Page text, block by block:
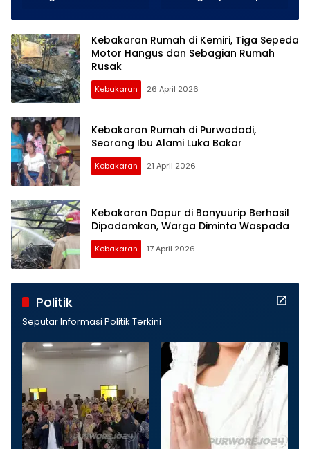
Pelatihan Kondisi Fisik
Bersama Pakar
Nasional
UMNU Kebumen Raih
Juara 1
Kebakaran Rumah di Kemiri, Tiga Sepeda
Motor Hangus dan Sebagian Rumah
Rusak
Kebakaran 26 April 2026
Kebakaran Rumah di Purwodadi,
Seorang Ibu Alami Luka Bakar
Kebakaran 21 April 2026
Kebakaran Dapur di Banyuurip Berhasil
Dipadamkan, Warga Diminta Waspada
Kebakaran 17 April 2026
Politik
Seputar Informasi Politik Terkini